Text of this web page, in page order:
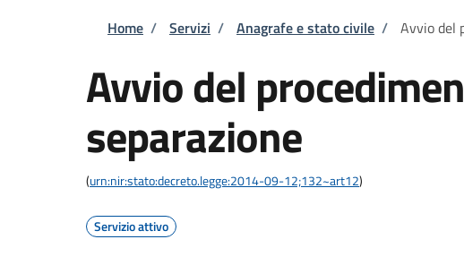
Briciole di pane
Home / Servizi / Anagrafe e stato civile / Avvio del
Avvio del
separazione
(urn:nir:stato:decreto.legge:2014-09-12;132~art12)
Servizio attivo